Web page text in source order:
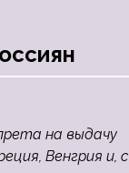
на выдачу
Венгрия и, с